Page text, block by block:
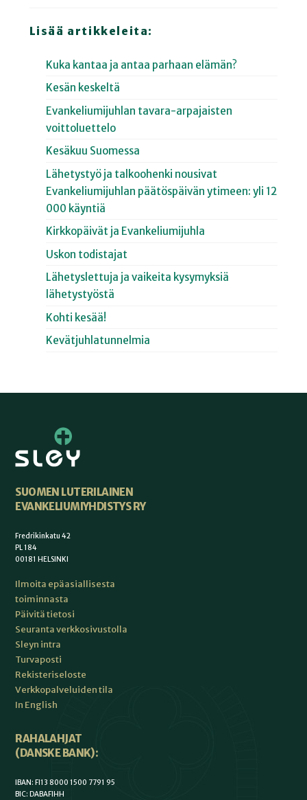
Lisää artikkeleita:
Kuka kantaa ja antaa parhaan elämän?
Kesän keskeltä
Evankeliumijuhlan tavara-arpajaisten
voittoluettelo
Kesäkuu Suomessa
Lähetystyö ja talkoohenki nousivat
Evankeliumijuhlan päätöspäivän ytimeen: yli 12
000 käyntiä
Kirkkopäivät ja Evankeliumijuhla
Uskon todistajat
Lähetyslettuja ja vaikeita kysymyksiä
lähetystyöstä
Kohti kesää!
Kevätjuhlatunnelmia
SUOMEN LUTERILAINEN
EVANKELIUMIYHDISTYS RY
Fredrikinkatu 42
PL 184
00181 HELSINKI
Ilmoita epäasiallisesta
toiminnasta
Päivitä tietosi
Seuranta verkkosivustolla
Sleyn intra
Turvaposti
Rekisteriseloste
Verkkopalveluiden tila
In English
RAHALAHJAT
(DANSKE BANK):
IBAN: FI13 8000 1500 7791 95
BIC: DABAFIHH